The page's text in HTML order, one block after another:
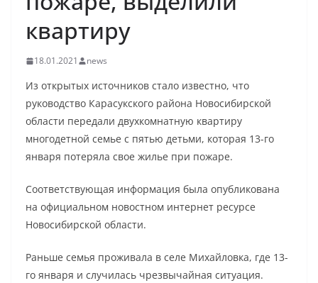
квартиру
18.01.2021 news
Из открытых источников стало известно, что
руководство Карасукского района Новосибирской
области передали двухкомнатную квартиру
многодетной семье с пятью детьми, которая 13-го
января потеряла свое жилье при пожаре.
Соответствующая информация была опубликована
на официальном новостном интернет ресурсе
Новосибирской области.
Раньше семья проживала в селе Михайловка, где 13-
го января и случилась чрезвычайная ситуация.